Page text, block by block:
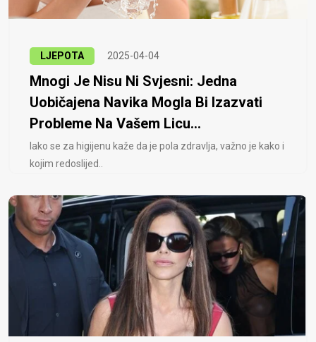
LJEPOTA 2025-04-04
Mnogi Je Nisu Ni Svjesni: Jedna
Uobičajena Navika Mogla Bi Izazvati
Probleme Na Vašem Licu...
Iako se za higijenu kaže da je pola zdravlja, važno je kako i
kojim redoslijed..